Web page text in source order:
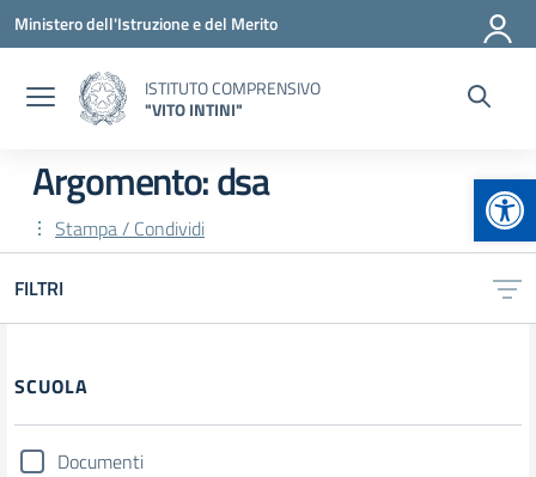
Vai ai contenuti
Vai al menu di navigazione
Vai al footer
Ministero dell'Istruzione e del Merito
ISTITUTO COMPRENSIVO
"VITO INTINI"
Argomento: dsa
Stampa / Condividi
FILTRI
Filtri
SCUOLA
Documenti